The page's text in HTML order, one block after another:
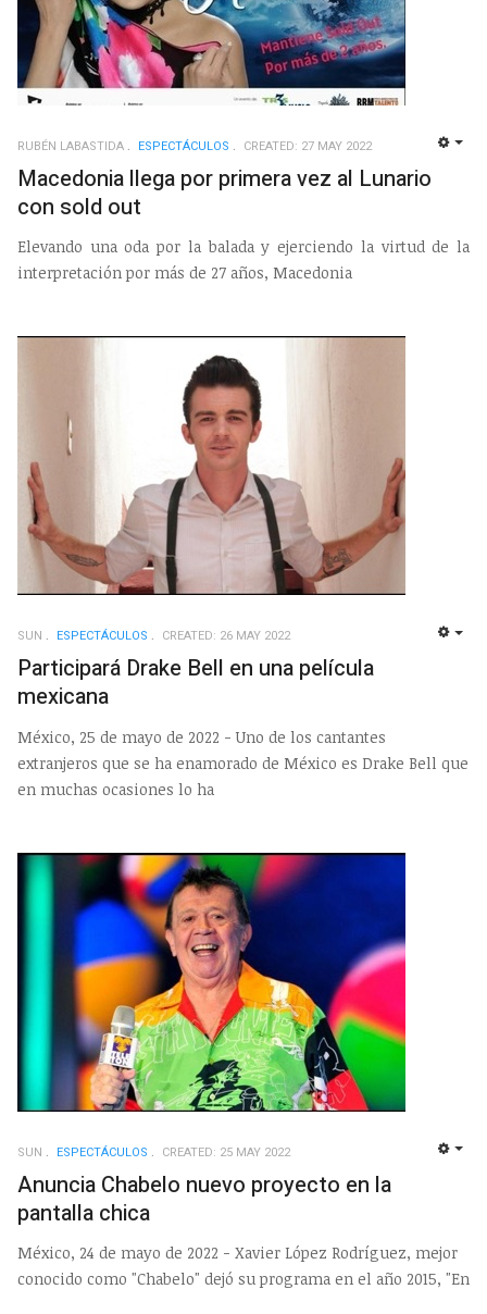
RUBÉN LABASTIDA ESPECTÁCULOS CREATED: 27 MAY 2022
Macedonia llega por primera vez al Lunario
con sold out
Elevando una oda por la balada y ejerciendo la virtud de la
interpretación por más de 27 años, Macedonia
SUN ESPECTÁCULOS CREATED: 26 MAY 2022
Participará Drake Bell en una película
mexicana
México, 25 de mayo de 2022 - Uno de los cantantes
extranjeros que se ha enamorado de México es Drake Bell que
en muchas ocasiones lo ha
SUN ESPECTÁCULOS CREATED: 25 MAY 2022
Anuncia Chabelo nuevo proyecto en la
pantalla chica
México, 24 de mayo de 2022 - Xavier López Rodríguez, mejor
conocido como "Chabelo" dejó su programa en el año 2015, "En